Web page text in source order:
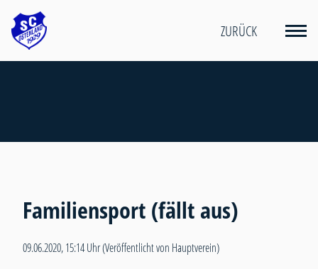
ZURÜCK
Familiensport (fällt aus)
09.06.2020, 15:14 Uhr(Veröffentlicht von Hauptverein)